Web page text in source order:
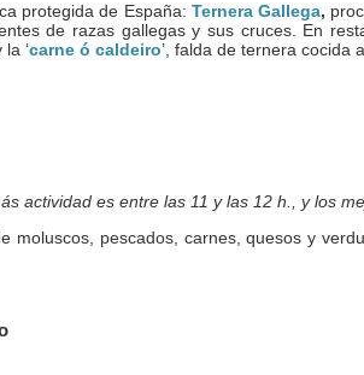
protegida de España: Ternera Gallega,
de razas gallegas y sus cruces. En
‘carne ó caldeiro’, falda de ternera cocida
actividad es entre las 11 y las 12 h., y los
pescados, carnes, quesos y